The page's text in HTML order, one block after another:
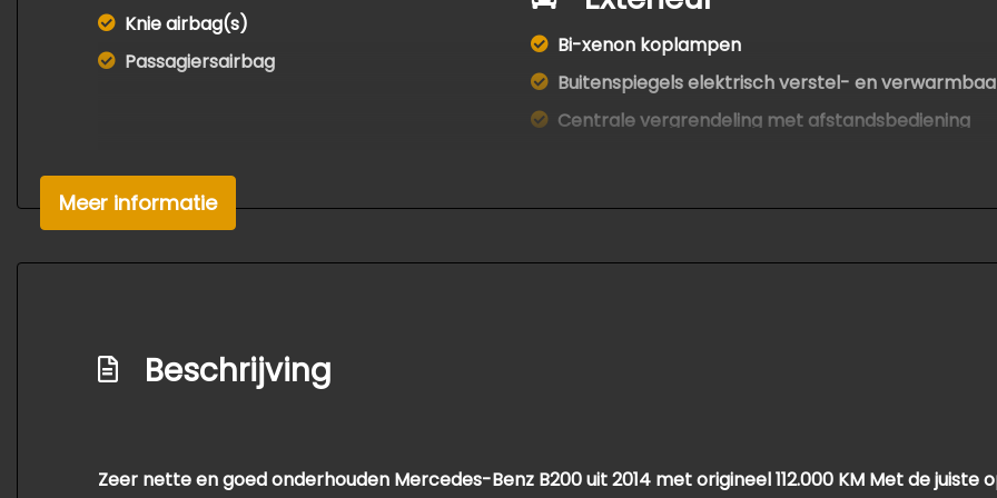
Knie airbag(s)
Passagiersairbag
Bi-xenon koplampen
Buitenspiegels elektrisch verstel- en
Centrale vergrendeling met afstandsbediening
Parkeer assistent
Meer informatie
Beschrijving
Zeer nette en goed onderhouden Mercedes-Benz B200 uit 2014 met origineel 112.000 KM Met de juiste